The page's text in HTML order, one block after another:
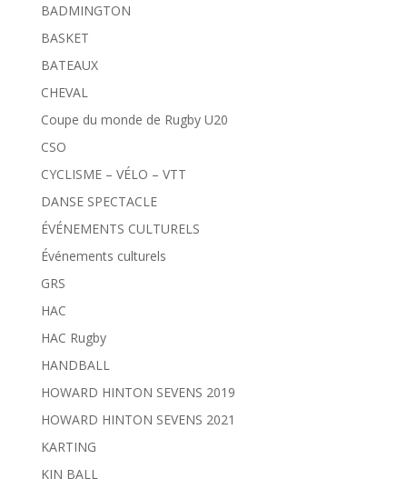
BADMINGTON
BASKET
BATEAUX
CHEVAL
Coupe du monde de Rugby U20
CSO
CYCLISME – VÉLO – VTT
DANSE SPECTACLE
ÉVÉNEMENTS CULTURELS
Événements culturels
GRS
HAC
HAC Rugby
HANDBALL
HOWARD HINTON SEVENS 2019
HOWARD HINTON SEVENS 2021
KARTING
KIN BALL